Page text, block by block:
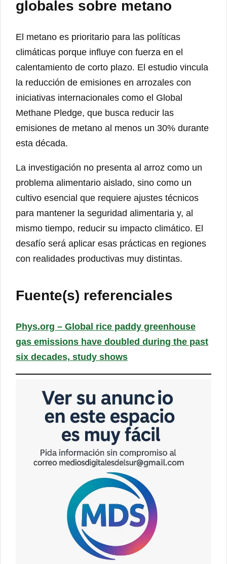
globales sobre metano
El metano es prioritario para las políticas
climáticas porque influye con fuerza en el
calentamiento de corto plazo. El estudio vincula
la reducción de emisiones en arrozales con
iniciativas internacionales como el Global
Methane Pledge, que busca reducir las
emisiones de metano al menos un 30% durante
esta década.
La investigación no presenta al arroz como un
problema alimentario aislado, sino como un
cultivo esencial que requiere ajustes técnicos
para mantener la seguridad alimentaria y, al
mismo tiempo, reducir su impacto climático. El
desafío será aplicar esas prácticas en regiones
con realidades productivas muy distintas.
Fuente(s) referenciales
Phys.org – Global rice paddy greenhouse
gas emissions have doubled during the past
six decades, study shows